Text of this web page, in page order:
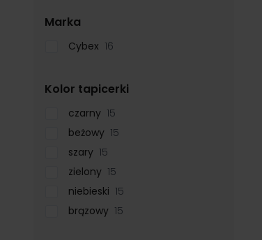
Marka
Cybex 16
Kolor tapicerki
czarny 15
beżowy 15
szary 15
zielony 15
niebieski 15
brązowy 15